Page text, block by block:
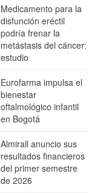
Medicamento para la
disfunción eréctil
podría frenar la
metástasis del cáncer:
estudio
Eurofarma impulsa el
bienestar
oftalmológico infantil
en Bogotá
Almirall anuncio sus
resultados financieros
del primer semestre
de 2026